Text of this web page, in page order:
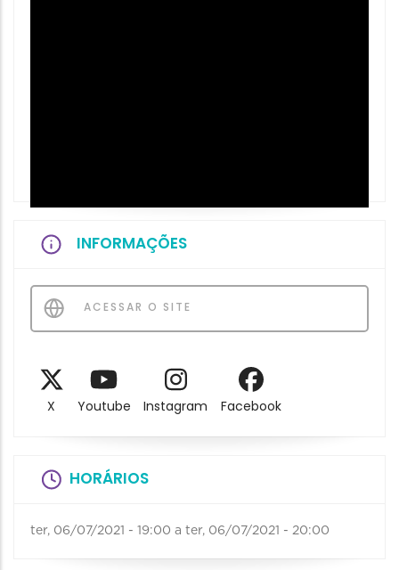
INFORMAÇÕES
ACESSAR O SITE
X Youtube Instagram Facebook
HORÁRIOS
ter, 06/07/2021 - 19:00 a ter, 06/07/2021 - 20:00